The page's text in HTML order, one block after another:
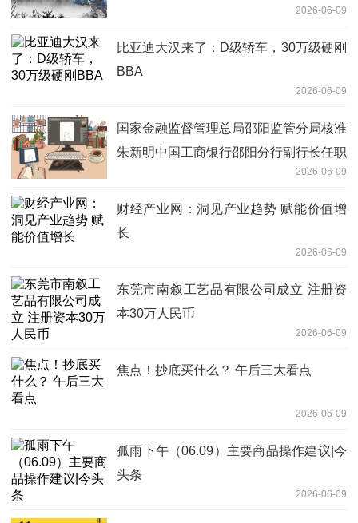
2026-06-09
比亚迪大汉来了：D级轿车，30万级硬刚
BBA
2026-06-09
国家金融监督管理总局邵阳监管分局核准
朱新明中国工商银行邵阳分行副行长任职
2026-06-09
财经产业网：洞见产业趋势 赋能价值增
长
2026-06-09
东莞市南叙工艺品有限公司成立 注册资
本30万人民币
2026-06-09
焦点！抄底买什么？ 午后三大看点
2026-06-09
孤雨下午（06.09）主要商品操作建议|今
头条
2026-06-09